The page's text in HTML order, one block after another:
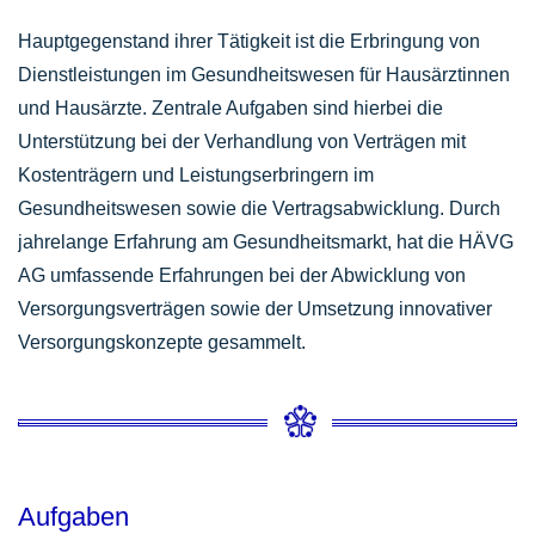
Hauptgegenstand ihrer Tätigkeit ist die Erbringung von
Dienstleistungen im Gesundheitswesen für Hausärztinnen
und Hausärzte. Zentrale Aufgaben sind hierbei die
Unterstützung bei der Verhandlung von Verträgen mit
Kostenträgern und Leistungserbringern im
Gesundheitswesen sowie die Vertragsabwicklung. Durch
jahrelange Erfahrung am Gesundheitsmarkt, hat die HÄVG
AG umfassende Erfahrungen bei der Abwicklung von
Versorgungsverträgen sowie der Umsetzung innovativer
Versorgungskonzepte gesammelt.
Aufgaben